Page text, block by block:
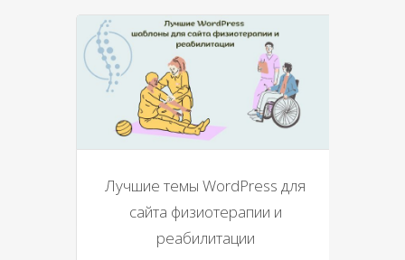
Лучшие темы WordPress для
сайта физиотерапии и
реабилитации